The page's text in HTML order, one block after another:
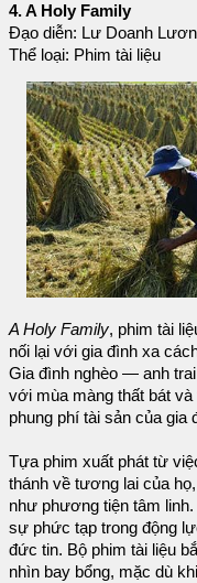
4. A Holy Family
Đạo diễn: Lư Doanh
Thể loại: Phim tài liệu
A Holy Family, phim tài
nối lại với gia đình xa
Gia đình nghèo — anh
với mùa màng thất bát
phung phí tài sản của gia
Tựa phim xuất phát từ
thánh về tương lai của
như phương tiện tâm
sự phức tạp trong động
đức tin. Bộ phim tài liệu
nhìn bay bổng, mặc dù